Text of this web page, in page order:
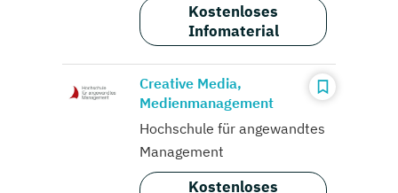
Kostenloses
Infomaterial
Creative Media,
Medienmanagement
Hochschule für angewandtes
Management
Kostenloses